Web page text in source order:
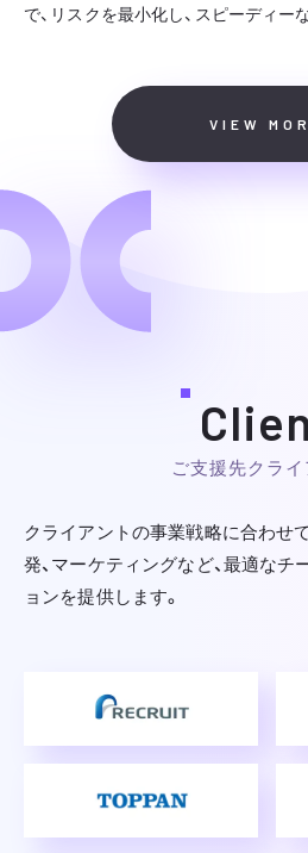
で、リスクを最小化し、スピーディー
VIEW
ご支援先クライ
クライアントの事業戦略に合わせ
発、マーケティングなど、最適なチ
ョンを提供します。